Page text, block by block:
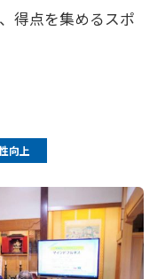
得点を集めるスポ
向上